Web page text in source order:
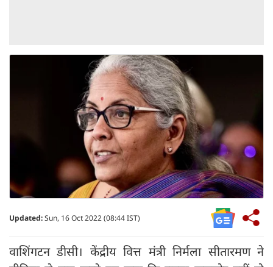
Updated:Sun, 16 Oct 2022 (08:44 IST)
वाशिंगटन डीसी। केंद्रीय वित्त मंत्री निर्मला सीतारमण ने